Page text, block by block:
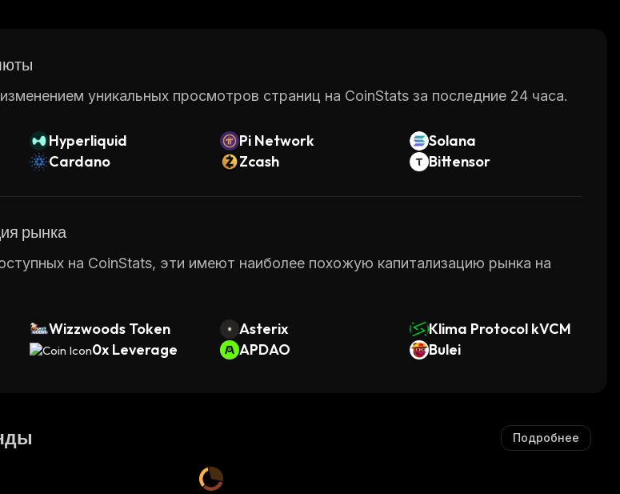
уникальных просмотров страниц на CoinStats за последние 24 часа.
Hyperliquid Pi Network
Solana
Cardano Zcash Bittensor
рынка
на CoinStats, эти имеют наиболее похожую капитализацию рынка на
Wizzwoods Token Asterix
Klima Protocol kVCM
0x Leverage APDAO Bulei
Подробнее